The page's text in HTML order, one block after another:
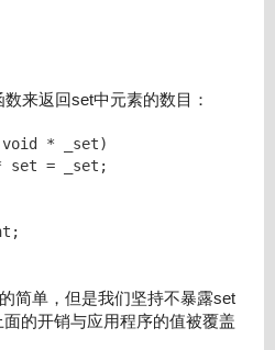
来返回set中元素的数目：
void * _set)
set = _set;
简单，但是我们坚持不暴露set
的开销与应用程序的值被覆盖